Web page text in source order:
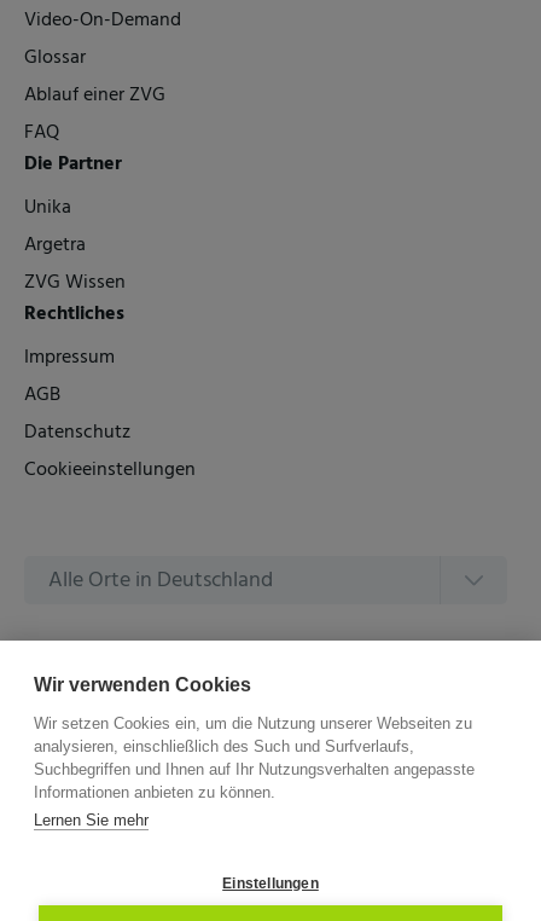
Video-On-Demand
Glossar
Ablauf einer ZVG
FAQ
Die Partner
Unika
Argetra
ZVG Wissen
Rechtliches
Impressum
AGB
Datenschutz
Cookieeinstellungen
Alle Orte in Deutschland
Alle Amtsgerichte in Deutschland
©2026 –ZVG Termine.Alle Rechte Vorbehalten.
Wir verwenden Cookies
Wir setzen Cookies ein, um die Nutzung unserer Webseiten zu
analysieren, einschließlich des Such und Surfverlaufs,
Suchbegriffen und Ihnen auf Ihr Nutzungsverhalten angepasste
Informationen anbieten zu können.
Lernen Sie mehr
Einstellungen